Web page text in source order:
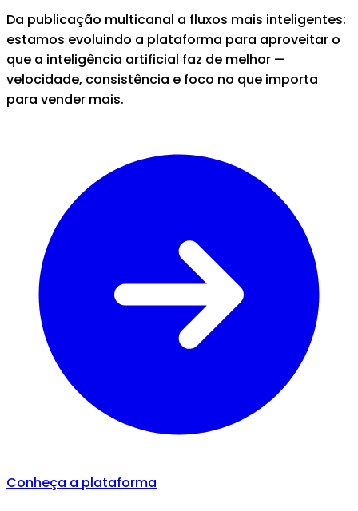
Da publicação multicanal a fluxos mais inteligentes:
estamos evoluindo a plataforma para aproveitar o
que a inteligência artificial faz de melhor —
velocidade, consistência e foco no que importa
para vender mais.
Conheça a plataforma